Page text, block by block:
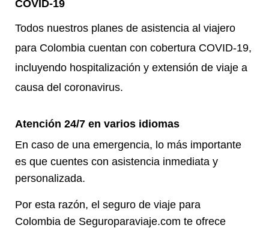
COVID-19
Todos nuestros planes de asistencia al viajero
para Colombia cuentan con cobertura COVID-19,
incluyendo hospitalización y extensión de viaje a
causa del coronavirus.
Atención 24/7 en varios idiomas
En caso de una emergencia, lo más importante
es que cuentes con asistencia inmediata y
personalizada.
Por esta razón, el seguro de viaje para
Colombia de Seguroparaviaje.com te ofrece